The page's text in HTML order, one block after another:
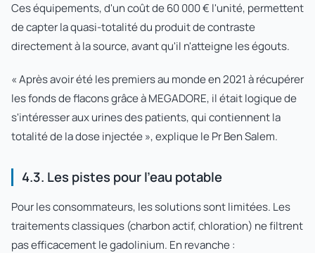
Ces équipements, d'un coût de 60 000 € l'unité, permettent
de capter la quasi-totalité du produit de contraste
directement à la source, avant qu'il n'atteigne les égouts.
« Après avoir été les premiers au monde en 2021 à récupérer
les fonds de flacons grâce à MEGADORE, il était logique de
s'intéresser aux urines des patients, qui contiennent la
totalité de la dose injectée », explique le Pr Ben Salem.
4.3. Les pistes pour l'eau potable
Pour les consommateurs, les solutions sont limitées. Les
traitements classiques (charbon actif, chloration) ne filtrent
pas efficacement le gadolinium. En revanche :